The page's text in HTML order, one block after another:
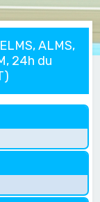
ALMS,
24h du